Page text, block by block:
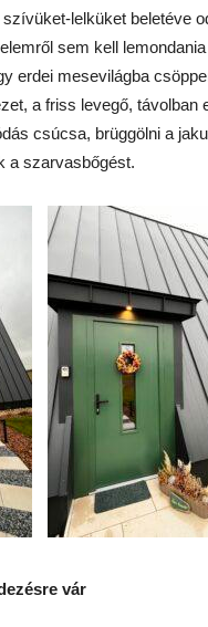
lelküket beletéve
sem kell
erdei mesevilágba
a friss levegő,
csúcsa, brüggölni a
a szarvasbőgést.
vár